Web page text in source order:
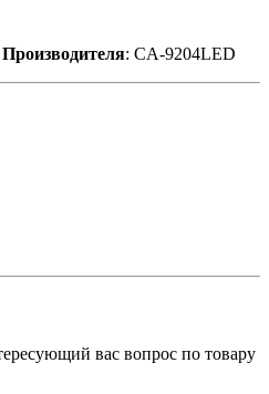
: CA-9204LED
вас вопрос по товару